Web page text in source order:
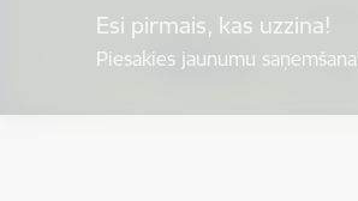
Esi pirmais, kas uzzina!
Piesakies jaunumu